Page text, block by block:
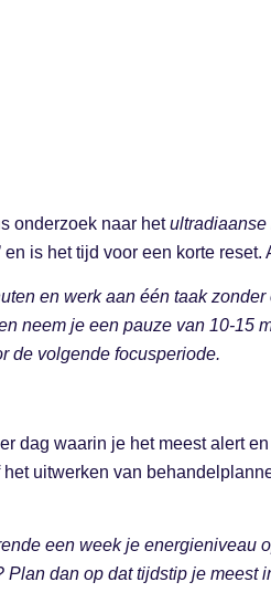
onderzoek naar hetultradiaanse
is het tijd voor een korte
en werk aan één taak
neem je een pauze van 10-15
de volgende focusperiode.
dag waarin je het meest alert
uitwerken van
een week je
Plan dan op dat tijdstip je